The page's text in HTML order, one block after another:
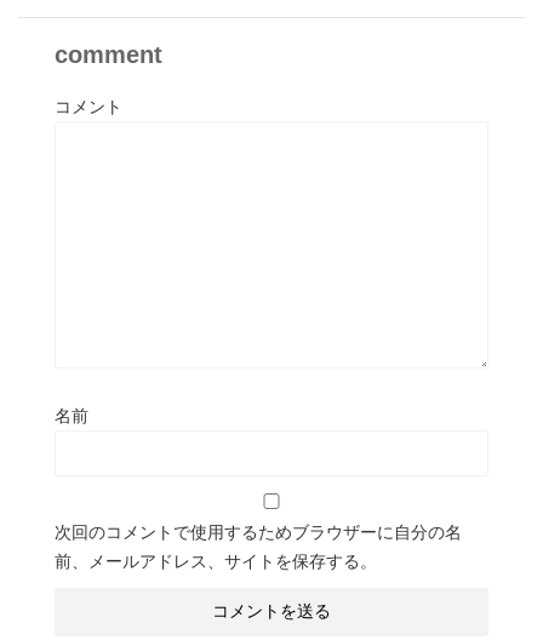
comment
コメント
名前
次回のコメントで使用するためブラウザーに自分の名
前、メールアドレス、サイトを保存する。